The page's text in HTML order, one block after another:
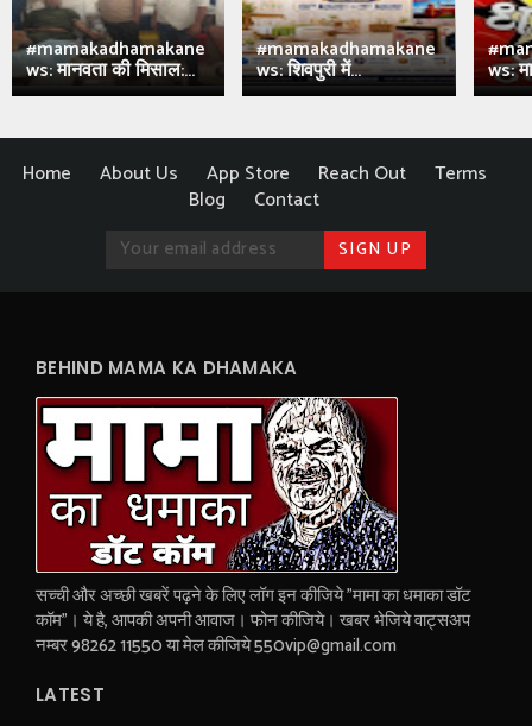
#mamakadhamakane
ws: मानवता की मिसाल:...
#mamakadhamakane
ws: शिवपुरी में... ws:
Home About Us App Store Reach Out
Terms
Blog
Contact
BEHIND MAMA KA DHAMAKA
सच्ची और अच्छी खबरें पढ़ने के लिए लॉग इन कीजिये "मामा का धमाका डॉट
कॉम"। ये है, आपकी अपनी आवाज। फोन कीजिये। खबर भेजिये वाट्सअप
नम्बर 98262 11550 या मेल कीजिये 550vip@gmail.com
LATEST